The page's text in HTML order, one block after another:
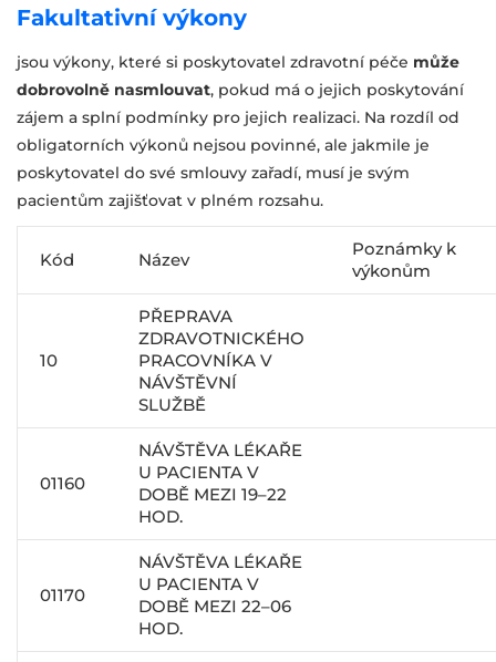
Fakultativní výkony
jsou výkony, které si poskytovatel zdravotní péče může
dobrovolně nasmlouvat, pokud má o jejich poskytování
zájem a splní podmínky pro jejich realizaci. Na rozdíl od
obligatorních výkonů nejsou povinné, ale jakmile je
poskytovatel do své smlouvy zařadí, musí je svým
pacientům zajišťovat v plném rozsahu.
Kód Název
Poznámky k
výkonům
10
PŘEPRAVA
ZDRAVOTNICKÉHO
PRACOVNÍKA V
NÁVŠTĚVNÍ
SLUŽBĚ
01160
NÁVŠTĚVA LÉKAŘE
U PACIENTA V
DOBĚ MEZI 19–22
HOD.
01170
NÁVŠTĚVA LÉKAŘE
U PACIENTA V
DOBĚ MEZI 22–06
HOD.